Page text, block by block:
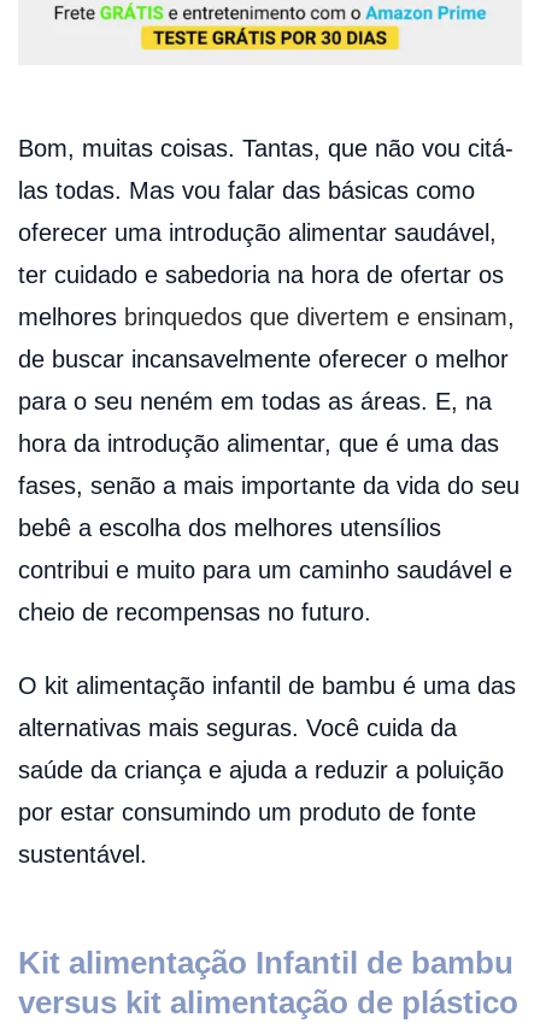
Bom, muitas coisas. Tantas, que não vou citá-
las todas. Mas vou falar das básicas como
oferecer uma introdução alimentar saudável,
ter cuidado e sabedoria na hora de ofertar os
melhores brinquedos que divertem e ensinam,
de buscar incansavelmente oferecer o melhor
para o seu neném em todas as áreas. E, na
hora da introdução alimentar, que é uma das
fases, senão a mais importante da vida do seu
bebê a escolha dos melhores utensílios
contribui e muito para um caminho saudável e
cheio de recompensas no futuro.
O kit alimentação infantil de bambu é uma das
alternativas mais seguras. Você cuida da
saúde da criança e ajuda a reduzir a poluição
por estar consumindo um produto de fonte
sustentável.
Kit alimentação Infantil de bambu
versus kit alimentação de plástico